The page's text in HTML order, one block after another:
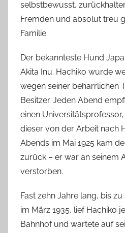
selbstbewusst,
Fremden und absolut treu
Familie.
Der bekannteste Hund
Akita Inu. Hachiko wurde
wegen seiner beharrlichen
Besitzer. Jeden Abend
einen
dieser von der Arbeit nach
Abends im Mai 1925 kam
zurück – er war an seinem
verstorben.
Fast zehn Jahre lang, bis
im März 1935, lief Hachiko
Bahnhof und wartete auf